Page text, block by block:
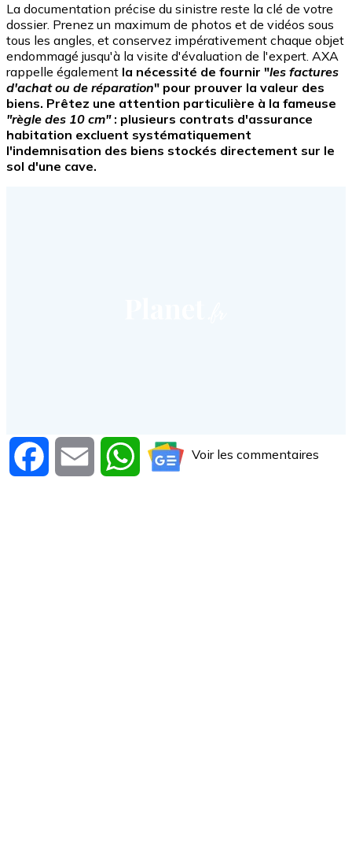
La documentation précise du sinistre reste la clé de votre
dossier. Prenez un maximum de photos et de vidéos sous
tous les angles, et conservez impérativement chaque objet
endommagé jusqu'à la visite d'évaluation de l'expert. AXA
rappelle également la nécessité de fournir "les factures
d'achat ou de réparation" pour prouver la valeur des
biens. Prêtez une attention particulière à la fameuse
"règle des 10 cm": plusieurs contrats d'assurance
habitation excluent systématiquement
l'indemnisation des biens stockés directement sur le
sol d'une cave.
Facebook Email WhatsAppVoir les commentaires